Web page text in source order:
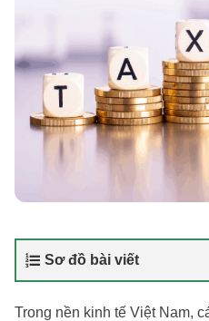
Sơ đồ bài viết
Trong nền kinh tế Việt Nam,